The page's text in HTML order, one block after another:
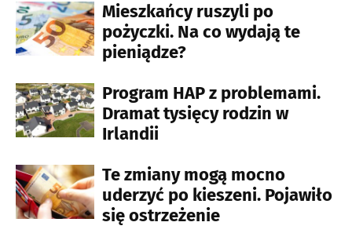
Mieszkańcy ruszyli po
pożyczki. Na co wydają te
pieniądze?
Program HAP z problemami.
Dramat tysięcy rodzin w
Irlandii
Te zmiany mogą mocno
uderzyć po kieszeni. Pojawiło
się ostrzeżenie